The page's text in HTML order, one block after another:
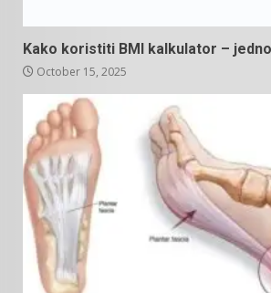
Kako koristiti BMI kalkulator –
October 15, 2025